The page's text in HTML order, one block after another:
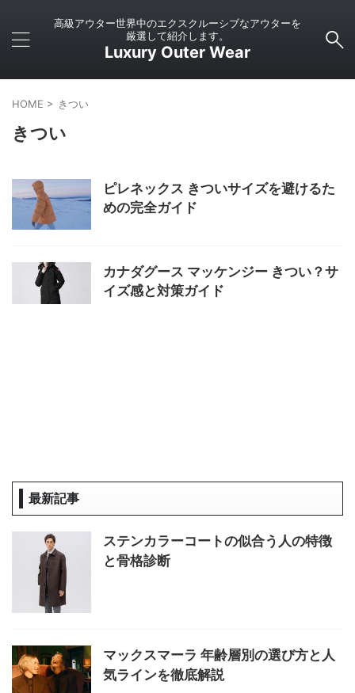
高級アウター世界中のエクスクルーシブなアウターを
厳選して紹介します。
Luxury Outer Wear
HOME > きつい
きつい
ピレネックス きついサイズを避けるた
めの完全ガイド
カナダグース マッケンジー きつい？サ
イズ感と対策ガイド
最新記事
ステンカラーコートの似合う人の特徴
と骨格診断
マックスマーラ 年齢層別の選び方と人
気ラインを徹底解説